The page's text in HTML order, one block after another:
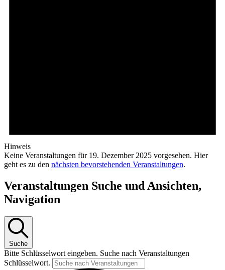
Hinweis
Keine Veranstaltungen für 19. Dezember 2025 vorgesehen. Hier
geht es zu den nächsten bevorstehenden Veranstaltungen.
Veranstaltungen Suche und Ansichten,
Navigation
Suche
Bitte Schlüsselwort eingeben. Suche nach Veranstaltungen
Schlüsselwort.